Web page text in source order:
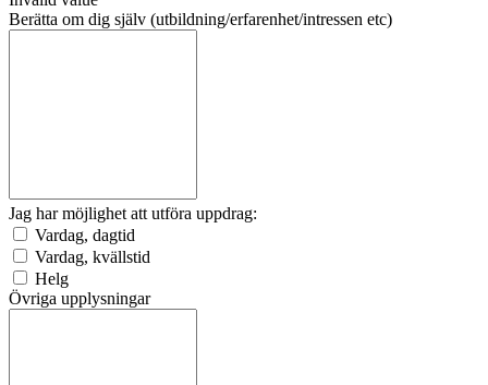
Berätta om dig själv (utbildning/erfarenhet/intressen etc)
Jag har möjlighet att utföra uppdrag:
Vardag, dagtid
Vardag, kvällstid
Helg
Övriga upplysningar